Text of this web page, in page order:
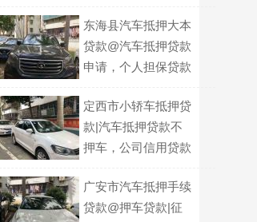
东海县汽车抵押大本
贷款@汽车抵押贷款
申请，个人担保贷款
定西市小轿车抵押贷
款|汽车抵押贷款不
押车，公司信用贷款
广安市汽车抵押手续
贷款@押车贷款|征